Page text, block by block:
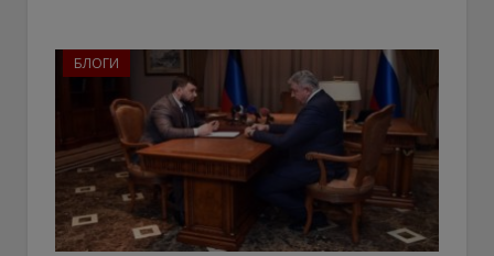
БЛОГИ